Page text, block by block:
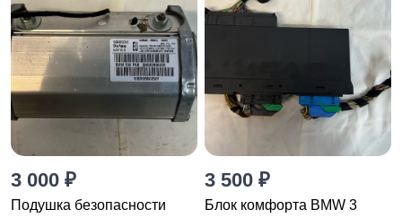
3 000 ₽
Подушка безопасности
3 500 ₽
Блок комфорта BMW 3